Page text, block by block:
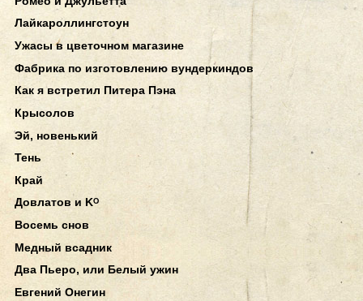
Лайкароллингстоун
Ужасы в цветочном магазине
Фабрика по изготовлению вундеркиндов
Как я встретил Питера Пэна
Крысолов
Эй, новенький
Тень
Край
Довлатов и Kᴼ
Восемь снов
Медный всадник
Два Пьеро, или Белый ужин
Евгений Онегин